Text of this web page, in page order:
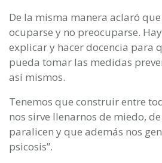
De la misma manera aclaró
ocuparse y no preocuparse.
explicar y hacer docencia para
pueda tomar las medidas
así mismos.
Tenemos que construir entre
nos sirve llenarnos de miedo,
paralicen y que además nos
psicosis”.